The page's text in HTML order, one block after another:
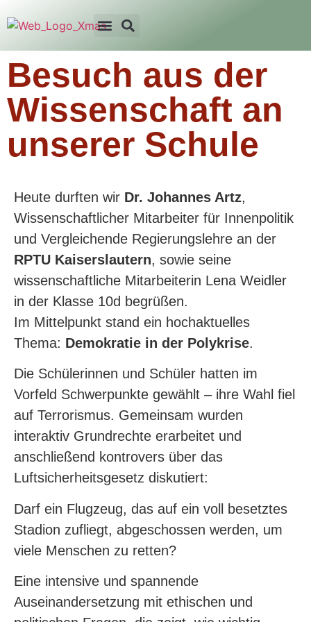
Besuch aus der
Wissenschaft an
unserer Schule
Heute durften wir Dr. Johannes Artz,
Wissenschaftlicher Mitarbeiter für Innenpolitik
und Vergleichende Regierungslehre an der
RPTU Kaiserslautern, sowie seine
wissenschaftliche Mitarbeiterin Lena Weidler
in der Klasse 10d begrüßen.
Im Mittelpunkt stand ein hochaktuelles
Thema: Demokratie in der Polykrise.
Die Schülerinnen und Schüler hatten im
Vorfeld Schwerpunkte gewählt – ihre Wahl fiel
auf Terrorismus. Gemeinsam wurden
interaktiv Grundrechte erarbeitet und
anschließend kontrovers über das
Luftsicherheitsgesetz diskutiert:
Darf ein Flugzeug, das auf ein voll besetztes
Stadion zufliegt, abgeschossen werden, um
viele Menschen zu retten?
Eine intensive und spannende
Auseinandersetzung mit ethischen und